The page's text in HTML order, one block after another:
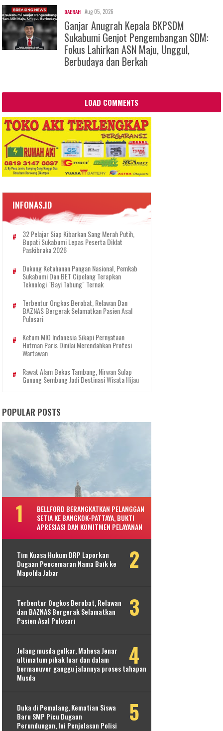
DAERAH Aug 05, 2026
Ganjar Anugrah Kepala BKPSDM
Sukabumi Genjot Pengembangan SDM:
Fokus Lahirkan ASN Maju, Unggul,
Berbudaya dan Berkah
LOAD COMMENTS
INFONAS.ID
32 Pelajar Siap Kibarkan Sang Merah Putih,
Bupati Sukabumi Lepas Peserta Diklat
Paskibraka 2026
Dukung Ketahanan Pangan Nasional, Pemkab
Sukabumi Dan BET Cipelang Terapkan
Teknologi "Bayi Tabung" Ternak
Terbentur Ongkos Berobat, Relawan Dan
BAZNAS Bergerak Selamatkan Pasien Asal
Pulosari
Ketum MIO Indonesia Sikapi Pernyataan
Hotman Paris Dinilai Merendahkan Profesi
Wartawan
Rawat Alam Bekas Tambang, Nirwan Sulap
Gunung Sembung Jadi Destinasi Wisata Hijau
POPULAR POSTS
BELLFORD BERANGKATKAN PELANGGAN
SETIA KE BANGKOK-PATTAYA, BUKTI
APRESIASI DAN KOMITMEN PELAYANAN
Tim Kuasa Hukum DRP Laporkan
Dugaan Pencemaran Nama Baik ke
Mapolda Jabar
Terbentur Ongkos Berobat, Relawan
dan BAZNAS Bergerak Selamatkan
Pasien Asal Pulosari
Jelang musda golkar, Mahesa Jenar
ultimatum pihak luar dan dalam
bermanuver ganggu jalannya proses tahapan
Musda
Duka di Pemalang, Kematian Siswa
Baru SMP Picu Dugaan
Perundungan, Ini Penjelasan Polisi